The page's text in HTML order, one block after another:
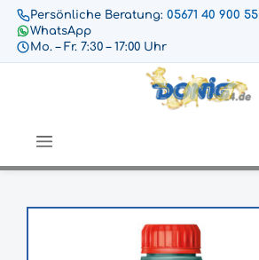
Persönliche Beratung: 05671 40 900 55
WhatsApp
Mo. – Fr. 7:30 – 17:00 Uhr